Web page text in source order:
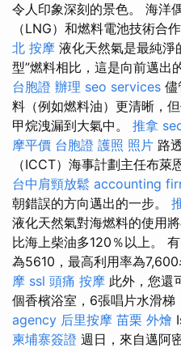
令人印象深刻的景色。 海洋
（LNG）和燃料電池技術合
北 按摩 液化天然氣是最純淨
型”燃料相比，這是向前邁出
台胞證 辦理 seo services 儘
料（例如燃料油）更清晰，
甲烷洩漏到大氣中。 推拿
摩平價 台胞證 護照 照片 路
（ICCT）海事計劃主任布萊
台中肩頸放鬆 accounting
朝錯誤的方向邁出的一步。
液化天然氣對海燃料的使用
比海上柴油多120％以上。
為5610，最高利用率為7,600
摩 ssl 頭痛 按摩 此外，您還
個香檳浴室，6張唱片水滑
agency 后里按摩 苗栗 外燴
柬埔寨簽證 週日，來自邁阿